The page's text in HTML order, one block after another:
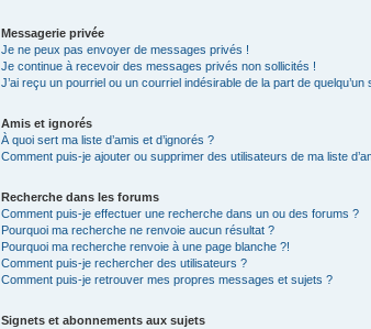
Messagerie privée
Je ne peux pas envoyer de messages privés !
Je continue à recevoir des messages privés non sollicités !
J’ai reçu un pourriel ou un courriel indésirable de la part de quelqu’un
Amis et ignorés
À quoi sert ma liste d’amis et d’ignorés ?
Comment puis-je ajouter ou supprimer des utilisateurs de ma liste
Recherche dans les forums
Comment puis-je effectuer une recherche dans un ou des forums ?
Pourquoi ma recherche ne renvoie aucun résultat ?
Pourquoi ma recherche renvoie à une page blanche ?!
Comment puis-je rechercher des utilisateurs ?
Comment puis-je retrouver mes propres messages et sujets ?
Signets et abonnements aux sujets